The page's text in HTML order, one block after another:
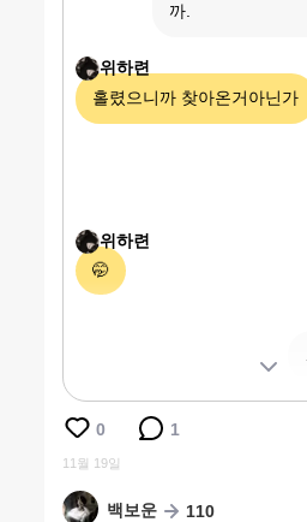
까.
위하련
홀렸으니까 찾아온거아닌가
위하련
🤭
0 1
11월 19일
백보운 110